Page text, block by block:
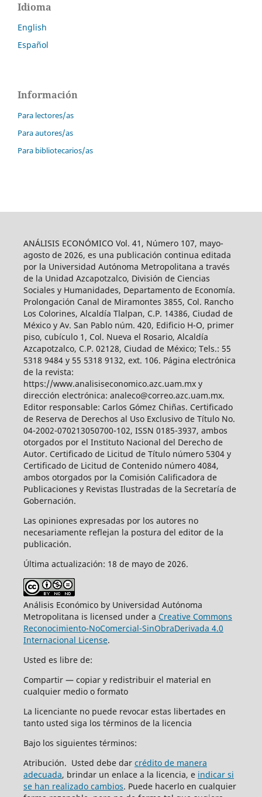
Idioma
English
Español
Información
Para lectores/as
Para autores/as
Para bibliotecarios/as
ANÁLISIS ECONÓMICO Vol. 41, Número 107, mayo-
agosto de 2026, es una publicación continua editada
por la Universidad Autónoma Metropolitana a través
de la Unidad Azcapotzalco, División de Ciencias
Sociales y Humanidades, Departamento de Economía.
Prolongación Canal de Miramontes 3855, Col. Rancho
Los Colorines, Alcaldía Tlalpan, C.P. 14386, Ciudad de
México y Av. San Pablo núm. 420, Edificio H-O, primer
piso, cubículo 1, Col. Nueva el Rosario, Alcaldía
Azcapotzalco, C.P. 02128, Ciudad de México; Tels.: 55
5318 9484 y 55 5318 9132, ext. 106. Página electrónica
de la revista:
https://www.analisiseconomico.azc.uam.mx y
dirección electrónica: analeco@correo.azc.uam.mx.
Editor responsable: Carlos Gómez Chiñas. Certificado
de Reserva de Derechos al Uso Exclusivo de Título No.
04-2002-070213050700-102, ISSN 0185-3937, ambos
otorgados por el Instituto Nacional del Derecho de
Autor. Certificado de Licitud de Título número 5304 y
Certificado de Licitud de Contenido número 4084,
ambos otorgados por la Comisión Calificadora de
Publicaciones y Revistas Ilustradas de la Secretaría de
Gobernación.
Las opiniones expresadas por los autores no
necesariamente reflejan la postura del editor de la
publicación.
Última actualización: 18 de mayo de 2026.
Análisis Económico by Universidad Autónoma
Metropolitana is licensed under a Creative Commons
Reconocimiento-NoComercial-SinObraDerivada 4.0
Internacional License.
Usted es libre de:
Compartir — copiar y redistribuir el material en
cualquier medio o formato
La licenciante no puede revocar estas libertades en
tanto usted siga los términos de la licencia
Bajo los siguientes términos:
Atribución. Usted debe dar crédito de manera
adecuada, brindar un enlace a la licencia, e indicar si
se han realizado cambios. Puede hacerlo en cualquier